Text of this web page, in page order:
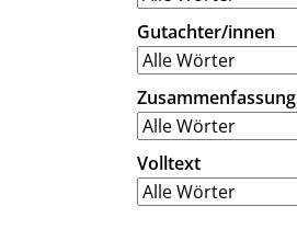
Gutachter/innen
Zusammenfassung
Volltext